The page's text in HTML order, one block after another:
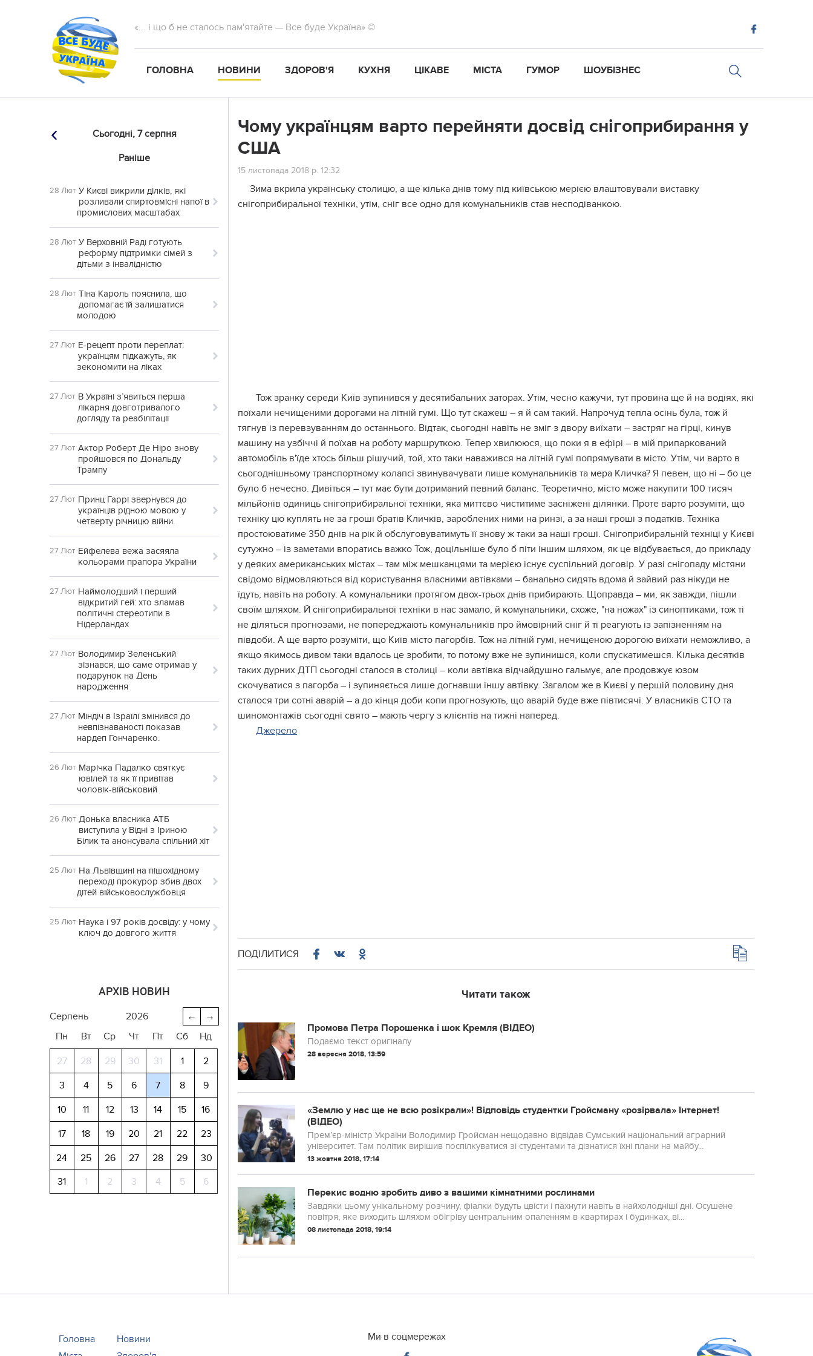
«... і що б не сталось пам'ятайте — Все буде Україна» ©
ГОЛОВНА НОВИНИ ЗДОРОВ'Я КУХНЯ ЦІКАВЕ МІСТА ГУМОР ШОУБІЗНЕС
Сьогодні, 7 серпня
Раніше
28 Лют У Києві викрили ділків, які
розливали спиртовмісні напої в
промислових масштабах
28 Лют У Верховній Раді готують
реформу підтримки сімей з
дітьми з інвалідністю
28 Лют Тіна Кароль пояснила, що
допомагає їй залишатися
молодою
27 Лют Е-рецепт проти переплат:
українцям підкажуть, як
зекономити на ліках
27 Лют В Україні з’явиться перша
лікарня довготривалого
догляду та реабілітації
27 Лют Актор Роберт Де Ніро знову
пройшовся по Дональду
Трампу
27 Лют Принц Гаррі звернувся до
українців рідною мовою у
четверту річницю війни.
27 Лют Ейфелева вежа засяяла
кольорами прапора України
27 Лют Наймолодший і перший
відкритий гей: хто зламав
політичні стереотипи в
Нідерландах
27 Лют Володимир Зеленський
зізнався, що саме отримав у
подарунок на День
народження
27 Лют Міндіч в Ізраїлі змінився до
невпізнаваності показав
нардеп Гончаренко.
26 Лют Марічка Падалко святкує
ювілей та як її привітав
чоловік-військовий
26 Лют Донька власника АТБ
виступила у Відні з Іриною
Білик та анонсувала спільний хіт
25 Лют На Львівщині на пішохідному
переході прокурор збив двох
дітей військовослужбовця
25 Лют Наука і 97 років досвіду: у чому
ключ до довгого життя
АРХІВ НОВИН
→
←
серпень
2026
Пн
Вт Ср Чт Пт Сб Нд
27 28 29 30 31 1
2
3
4 5 6 7 8
9
10
11 12 13 14 15
16
17
18 19 20 21 22
23
24
25 26 27 28 29
30
31
1 2 3 4 5 6
Чому українцям варто перейняти досвід снігоприбирання у
США
15 листопада 2018 р. 12:32
Зима вкрила українську столицю, а ще кілька днів тому під київською мерією влаштовували виставку
снігоприбиральної техніки, утім, сніг все одно для комунальників став несподіванкою.
Тож зранку середи Київ зупинився у десятибальних заторах. Утім, чесно кажучи, тут провина ще й на водіях, які
поїхали нечищеними дорогами на літній гумі. Що тут скажеш – я й сам такий. Напрочуд тепла осінь була, тож й
тягнув із перевзуванням до останнього. Відтак, сьогодні навіть не зміг з двору виїхати – застряг на гірці, кинув
машину на узбіччі й поїхав на роботу маршруткою. Тепер хвилююся, що поки я в ефірі – в мій припаркований
автомобіль в'їде хтось більш рішучий, той, хто таки наважився на літній гумі попрямувати в місто. Утім, чи варто в
сьогоднішньому транспортному колапсі звинувачувати лише комунальників та мера Кличка? Я певен, що ні – бо це
було б нечесно. Дивіться – тут має бути дотриманий певний баланс. Теоретично, місто може накупити 100 тисяч
мільйонів одиниць снігоприбиральної техніки, яка миттєво чиститиме засніжені ділянки. Проте варто розуміти, що
техніку цю куплять не за гроші братів Кличків, зароблених ними на ринзі, а за наші гроші з податків. Техніка
простоюватиме 350 днів на рік й обслуговуватимуть її знову ж таки за наші гроші. Снігоприбиральній техніці у Києві
сутужно – із заметами впоратись важко Тож, доцільніше було б піти іншим шляхом, як це відбувається, до прикладу
у деяких американських містах – там між мешканцями та мерією існує суспільний договір. У разі снігопаду містяни
свідомо відмовляються від користування власними автівками – банально сидять вдома й зайвий раз нікуди не
їдуть, навіть на роботу. А комунальники протягом двох-трьох днів прибирають. Щоправда – ми, як завжди, пішли
своїм шляхом. Й снігоприбиральної техніки в нас замало, й комунальники, схоже, "на ножах" із синоптиками, тож ті
не діляться прогнозами, не попереджають комунальників про ймовірний сніг й ті реагують із запізненням на
півдоби. А ще варто розуміти, що Київ місто пагорбів. Тож на літній гумі, нечищеною дорогою виїхати неможливо, а
якщо якимось дивом таки вдалось це зробити, то потому вже не зупинишся, коли спускатимешся. Кілька десятків
таких дурних ДТП сьогодні сталося в столиці – коли автівка відчайдушно гальмує, але продовжує юзом
скочуватися з пагорба – і зупиняється лише догнавши іншу автівку. Загалом же в Києві у першій половину дня
сталося три сотні аварій – а до кінця доби копи прогнозують, що аварій буде вже півтисячі. У власників СТО та
шиномонтажів сьогодні свято – мають чергу з клієнтів на тижні наперед.
Джерело
ПОДІЛИТИСЯ
Читати також
Промова Петра Порошенка і шок Кремля (ВІДЕО)
Подаємо текст оригіналу
28 вересня 2018, 13:59
«Землю у нас ще не всю розікрали»! Відповідь студентки Гройсману «розірвала» Інтернет!
(ВІДЕО)
Прем’єр-міністр України Володимир Гройсман нещодавно відвідав Сумський національний аграрний
університет. Там політик вирішив поспілкуватися зі студентами та дізнатися їхні плани на майбу...
13 жовтня 2018, 17:14
Перекис водню зробить диво з вашими кімнатними рослинами
Завдяки цьому унікальному розчину, фіалки будуть цвісти і пахнути навіть в найхолодніші дні. Осушене
повітря, яке виходить шляхом обігріву центральним опаленням в квартирах і будинках, ві...
08 листопада 2018, 19:14
Головна
Новини
Ми в соцмережах